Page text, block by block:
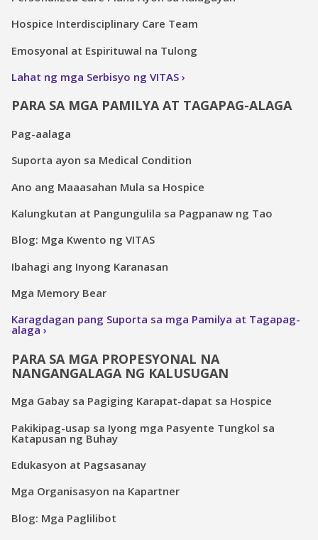
Hospice Interdisciplinary Care Team
Emosyonal at Espirituwal na Tulong
Lahat ng mga Serbisyo ng VITAS
PARA SA MGA PAMILYA AT TAGAPAG-ALAGA
Pag-aalaga
Suporta ayon sa Medical Condition
Ano ang Maaasahan Mula sa Hospice
Kalungkutan at Pangungulila sa Pagpanaw ng Tao
Blog: Mga Kwento ng VITAS
Ibahagi ang Inyong Karanasan
Mga Memory Bear
Karagdagan pang Suporta sa mga Pamilya at Tagapag-
alaga
PARA SA MGA PROPESYONAL NA
NANGANGALAGA NG KALUSUGAN
Mga Gabay sa Pagiging Karapat-dapat sa Hospice
Pakikipag-usap sa Iyong mga Pasyente Tungkol sa
Katapusan ng Buhay
Edukasyon at Pagsasanay
Mga Organisasyon na Kapartner
Blog: Mga Paglilibot